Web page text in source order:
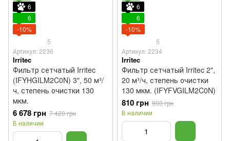
6
6
-10%
5
Артикул: 2236
Irritec
Фильтр сетчатый Irritec
(IFYHGILM2C0N) 3", 50 м³/
ч, степень очистки 130
мкм.
6 678 грн 7 420 грн
В наличии
6
6
-10%
5
Артикул: 2234
Irritec
Фильтр сетчатый Irritec 2",
20 м³/ч, степень очистки
130 мкм. (IFYFVGILM2C0N)
810 грн 900 грн
В наличии